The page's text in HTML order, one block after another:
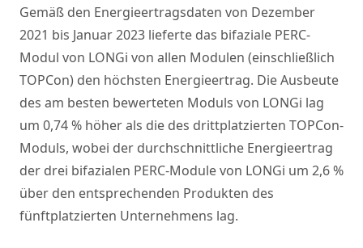
Gemäß den Energieertragsdaten von Dezember
2021 bis Januar 2023 lieferte das bifaziale PERC-
Modul von LONGi von allen Modulen (einschließlich
TOPCon) den höchsten Energieertrag. Die Ausbeute
des am besten bewerteten Moduls von LONGi lag
um 0,74 % höher als die des drittplatzierten TOPCon-
Moduls, wobei der durchschnittliche Energieertrag
der drei bifazialen PERC-Module von LONGi um 2,6 %
über den entsprechenden Produkten des
fünftplatzierten Unternehmens lag.